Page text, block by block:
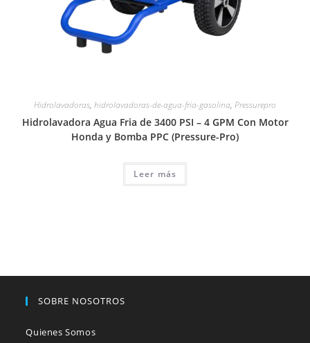
Hidrolavadoras, hidrolavadoras-de-agua-fria-gasolina, Pressurepro
Hidrolavadora Agua Fria de 3400 PSI – 4 GPM Con Motor
Honda y Bomba PPC (Pressure-Pro)
Leer más
SOBRE NOSOTROS
Quienes Somos